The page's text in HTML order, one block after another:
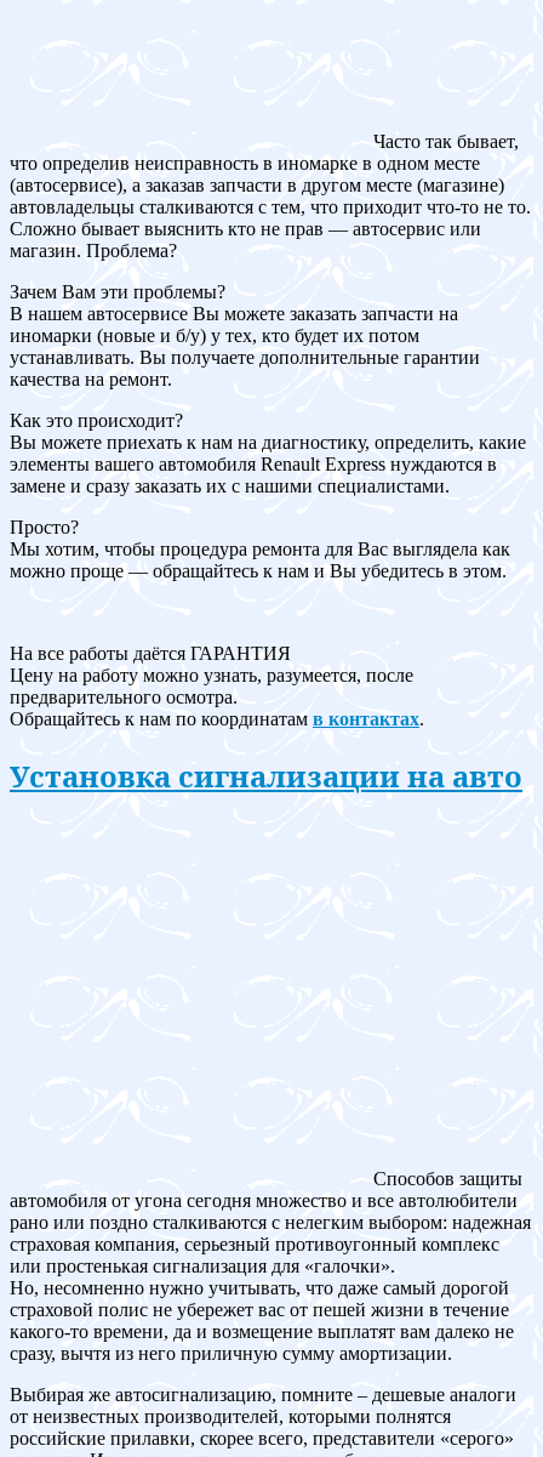
Часто так бывает,
что определив неисправность в иномарке в одном месте
(автосервисе), а заказав запчасти в другом месте (магазине)
автовладельцы сталкиваются с тем, что приходит что-то не то.
Сложно бывает выяснить кто не прав — автосервис или
магазин. Проблема?
Зачем Вам эти проблемы?
В нашем автосервисе Вы можете заказать запчасти на
иномарки (новые и б/у) у тех, кто будет их потом
устанавливать. Вы получаете дополнительные гарантии
качества на ремонт.
Как это происходит?
Вы можете приехать к нам на диагностику, определить, какие
элементы вашего автомобиля Renault Express нуждаются в
замене и сразу заказать их с нашими специалистами.
Просто?
Мы хотим, чтобы процедура ремонта для Вас выглядела как
можно проще — обращайтесь к нам и Вы убедитесь в этом.
На все работы даётся ГАРАНТИЯ
Цену на работу можно узнать, разумеется, после
предварительного осмотра.
Обращайтесь к нам по координатам в контактах.
Установка сигнализации на авто
Способов защиты
автомобиля от угона сегодня множество и все автолюбители
рано или поздно сталкиваются с нелегким выбором: надежная
страховая компания, серьезный противоугонный комплекс
или простенькая сигнализация для «галочки».
Но, несомненно нужно учитывать, что даже самый дорогой
страховой полис не убережет вас от пешей жизни в течение
какого-то времени, да и возмещение выплатят вам далеко не
сразу, вычтя из него приличную сумму амортизации.
Выбирая же автосигнализацию, помните – дешевые аналоги
от неизвестных производителей, которыми полнятся
российские прилавки, скорее всего, представители «серого»